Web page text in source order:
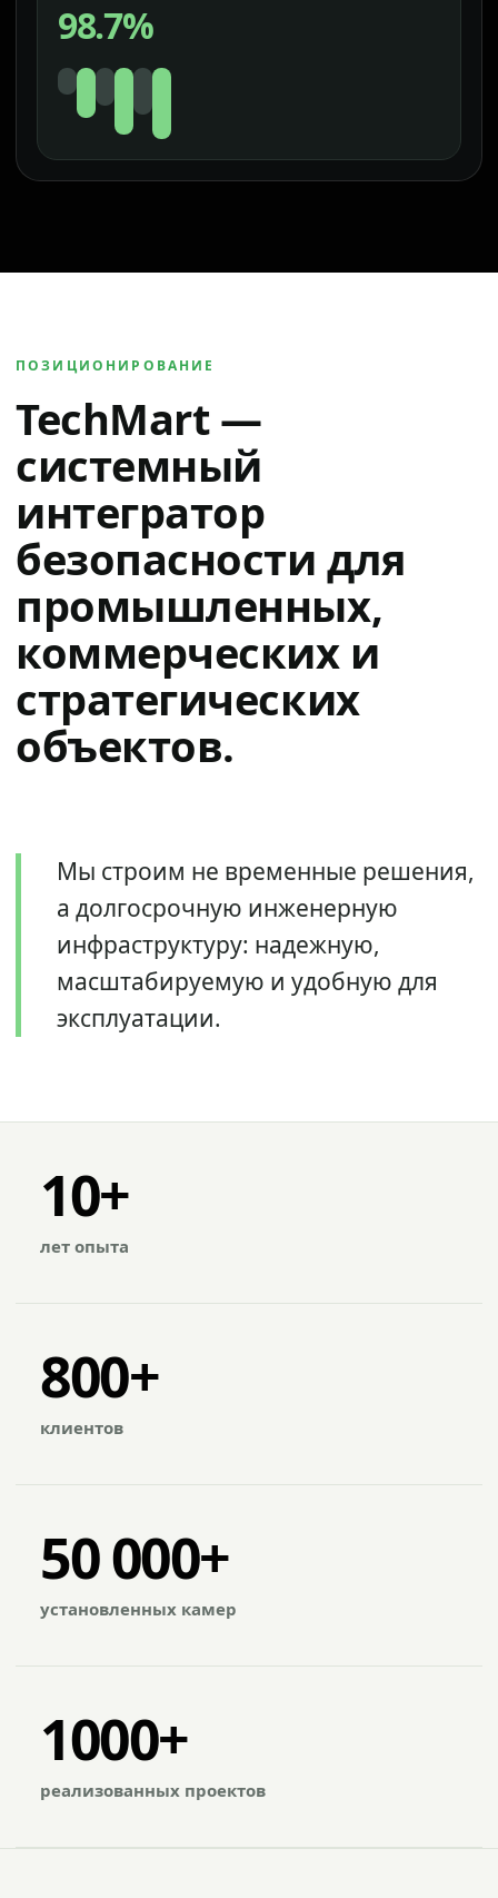
98.7%
ПОЗИЦИОНИРОВАНИЕ
TechMart —
системный
интегратор
безопасности для
промышленных,
коммерческих и
стратегических
объектов.
Мы строим не временные решения,
а долгосрочную инженерную
инфраструктуру: надежную,
масштабируемую и удобную для
эксплуатации.
10+
лет опыта
800+
клиентов
50 000+
установленных камер
1000+
реализованных проектов